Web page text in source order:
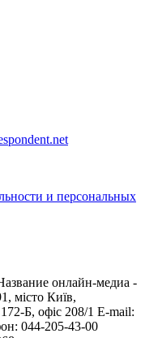
и персональных
онлайн-медиа -
місто Київ,
Б, офіс 208/1 E-mail:
044-205-43-00